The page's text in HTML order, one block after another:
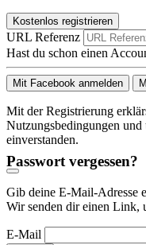
Kostenlos registrieren
URL Referenz
Hast du schon einen
Mit Facebook anmelden
Mit der Registrierung
Nutzungsbedingungen und
einverstanden.
Passwort vergessen?
Gib deine E-Mail-Adresse
Wir senden dir einen Link,
E-Mail